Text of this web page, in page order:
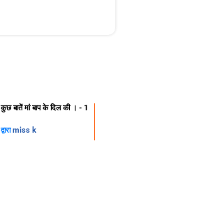
कुछ बातें मां बाप के दिल की । - 1
द्वाराmiss k